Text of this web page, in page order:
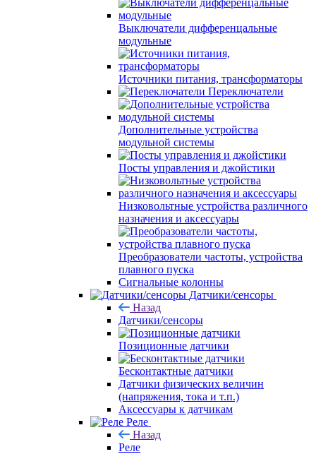
Выключатели дифференцальные
модульные
Источники питания, трансформаторы
Переключатели
Дополнительные устройства
модульной системы
Посты управления и джойстики
Низковольтные устройства различного
назначения и аксессуары
Преобразователи частоты, устройства
плавного пуска
Сигнальные колонны
Датчики/сенсоры
Назад
Датчики/сенсоры
Позиционные датчики
Бесконтактные датчики
Датчики физических величин
(напряжения, тока и т.п.)
Аксессуары к датчикам
Реле
Назад
Реле